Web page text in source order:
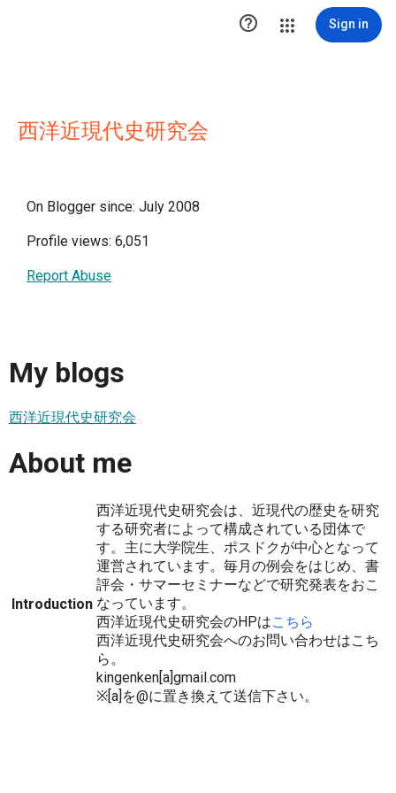
 Sign in
西洋近現代史研究会
On Blogger since: July 2008
Profile views: 6,051
Report Abuse
My blogs
西洋近現代史研究会
About me
Introduction
西洋近現代史研究会は、近現代の歴史を研究
する研究者によって構成されている団体で
す。主に大学院生、ポスドクが中心となって
運営されています。毎月の例会をはじめ、書
評会・サマーセミナーなどで研究発表をおこ
なっています。
西洋近現代史研究会のHPはこちら
西洋近現代史研究会へのお問い合わせはこち
ら。
kingenken[a]gmail.com
※[a]を@に置き換えて送信下さい。